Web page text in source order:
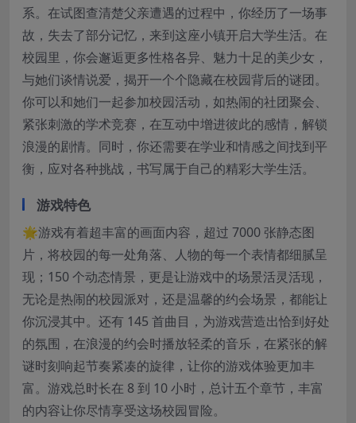
系。在试图查清楚父亲遭遇的过程中，你经历了一场事
故，失去了部分记忆，来到这座小镇开启大学生活。在
校园里，你会邂逅更多性格各异、魅力十足的美少女，
与她们谈情说爱，揭开一个个隐藏在校园背后的谜团。
你可以和她们一起参加校园活动，如热闹的社团聚会、
紧张刺激的学术竞赛，在互动中增进彼此的感情，解锁
浪漫的剧情。同时，你还需要在学业和情感之间找到平
衡，应对各种挑战，书写属于自己的精彩大学生活。
游戏特色
🌟游戏有着超丰富的画面内容，超过 7000 张静态图
片，将校园的每一处角落、人物的每一个表情都细腻呈
现；150 个动态情景，更是让游戏中的场景活灵活现，
无论是热闹的校园派对，还是温馨的约会场景，都能让
你沉浸其中。还有 145 首曲目，为游戏营造出恰到好处
的氛围，在浪漫的约会时播放轻柔的音乐，在紧张的解
谜时刻响起节奏紧凑的旋律，让你的游戏体验更加丰
富。游戏总时长在 8 到 10 小时，总计五个章节，丰富
的内容让你尽情享受这场校园冒险。